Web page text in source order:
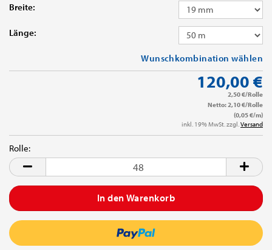
Breite:
Länge:
Wunschkombination wählen
120,00 €
2,50 €/Rolle
Netto: 2,10 €/Rolle
(0,05 €/m)
inkl. 19% MwSt. zzgl. Versand
Rolle:
Rolle